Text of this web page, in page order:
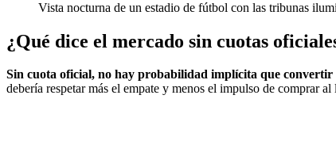
Vista nocturna de un estadio de fútbol con las tribunas
¿Qué dice el mercado sin cuotas
Sin cuota oficial, no hay probabilidad implícita que
debería respetar más el empate y menos el impulso de comprar